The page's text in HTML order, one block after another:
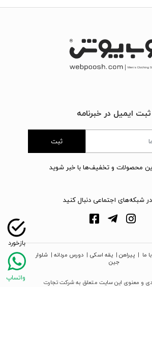
ثبت ایمیل در خبرنامه
ثبت
محصولات و تخفیف‌ها با خبر شوید
در شبکه‌های اجتماعی دنبال کنید
ما | پیراهن | یقه اسکی | دورس مردانه | شلوار
جین
و معنوی این سایت متعلق به شرکت تجارت